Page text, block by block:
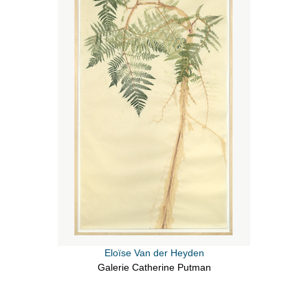
Eloïse Van der Heyden
Galerie Catherine Putman